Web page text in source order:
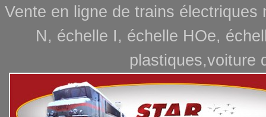
Vente en ligne de trains
N, échelle I, échelle HOe,
plastiques,voiture